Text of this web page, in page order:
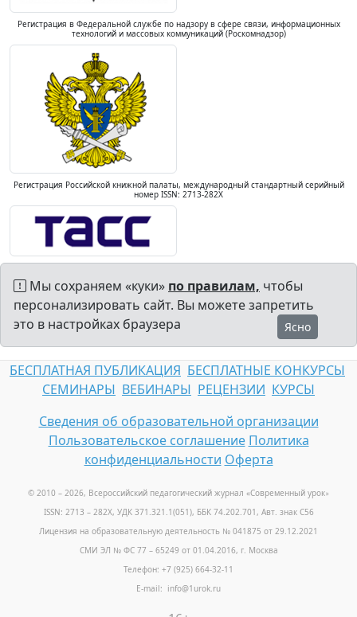
Регистрация в Федеральной службе по надзору в сфере связи, информационных
технологий и массовых коммуникаций (Роскомнадзор)
Регистрация Российской книжной палаты, международный стандартный серийный
номер ISSN: 2713-282X
Мы сохраняем «куки» по правилам, чтобы
персонализировать сайт. Вы можете запретить
это в настройках браузера
Ясно
БЕСПЛАТНАЯ ПУБЛИКАЦИЯ БЕСПЛАТНЫЕ КОНКУРСЫ
СЕМИНАРЫ ВЕБИНАРЫ РЕЦЕНЗИИ КУРСЫ
Сведения об образовательной организации
Пользовательское соглашение Политика
конфиденциальности Оферта
© 2010 – 2026, Всероссийский педагогический журнал «Современный урок»
ISSN: 2713 – 282X, УДК 371.321.1(051), ББК 74.202.701, Авт. знак С56
Лицензия на образовательную деятельность № 041875 от 29.12.2021
СМИ ЭЛ № ФС 77 – 65249 от 01.04.2016, г. Москва
Телефон: +7 (925) 664-32-11
E-mail: info@1urok.ru